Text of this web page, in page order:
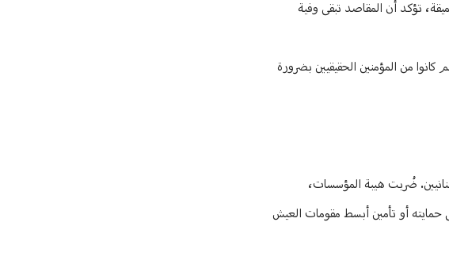
تؤكد أن المقاصد تبقى وفية
كانوا من المؤمنين الحقيقيين بضرورة
ضُربت هيبة المؤسسات،
حمايته أو تأمين أبسط مقومات العيش